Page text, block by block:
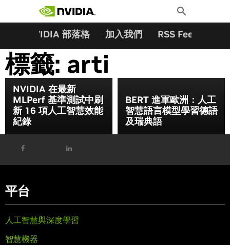
Toggle
Search
NVIDIA 部落格 加入我們 RSS Feeds
標籤: arti
NVIDIA 在最新
MLPerf 基準測試中刷
新 16 項人工智慧效能
紀錄
BERT 進軍歐洲：人工
智慧語言模型學習德語
及瑞典語
平台
人工智慧與深度學習
智慧機器